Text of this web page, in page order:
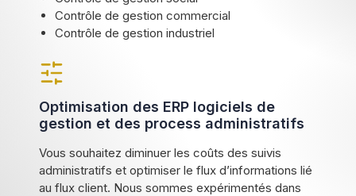
Contrôle de gestion commercial
Contrôle de gestion industriel
Optimisation des ERP logiciels de
gestion et des process administratifs
Vous souhaitez diminuer les coûts des suivis
administratifs et optimiser le flux d’informations lié
au flux client. Nous sommes expérimentés dans